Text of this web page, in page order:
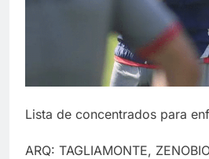
Lista de concentrados para
ARQ: TAGLIAMONTE,